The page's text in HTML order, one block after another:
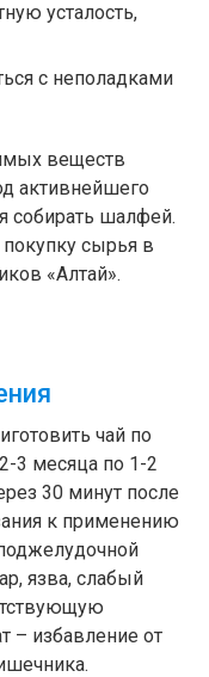
усталость,
с неполадками
веществ
активнейшего
собирать шалфей.
сырья в
«Алтай».
чай по
3 месяца по 1-2
30 минут после
к применению
язва, слабый
– избавление от